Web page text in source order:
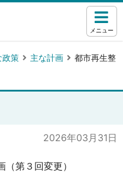
メニュー
政策 主な計画
都市再生整
2026年03月31日
第３回変更）